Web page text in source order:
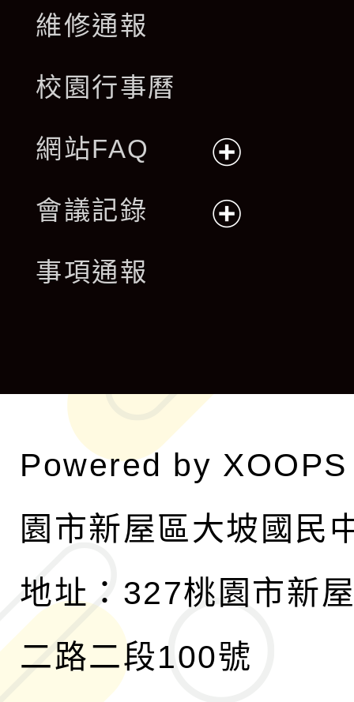
維修通報
校園行事曆
網站FAQ
開
會議記錄
單
事項通報
Powered by XOOPS
園市新屋區大坡國民
地址：327桃園市新
二路二段100號